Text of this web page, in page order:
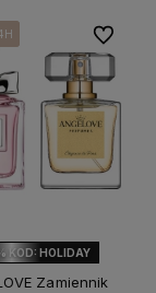
KOD: HOLIDAY
Zamiennik
Do